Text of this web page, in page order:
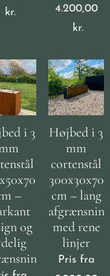
kr.
4.200,00
kr.
i 3
–
og
Højbed i 3
mm
cortenstål
300x30x70
cm – lang
afgrænsning
med rene
linjer
Pris fra